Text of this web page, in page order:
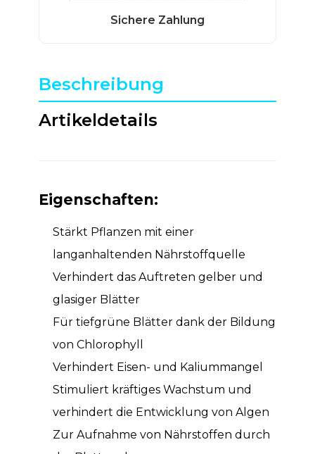
Beschreibung
Artikeldetails
Eigenschaften:
Stärkt Pflanzen mit einer
langanhaltenden Nährstoffquelle
Verhindert das Auftreten gelber und
glasiger Blätter
Für tiefgrüne Blätter dank der Bildung
von Chlorophyll
Verhindert Eisen- und Kaliummangel
Stimuliert kräftiges Wachstum und
verhindert die Entwicklung von Algen
Zur Aufnahme von Nährstoffen durch